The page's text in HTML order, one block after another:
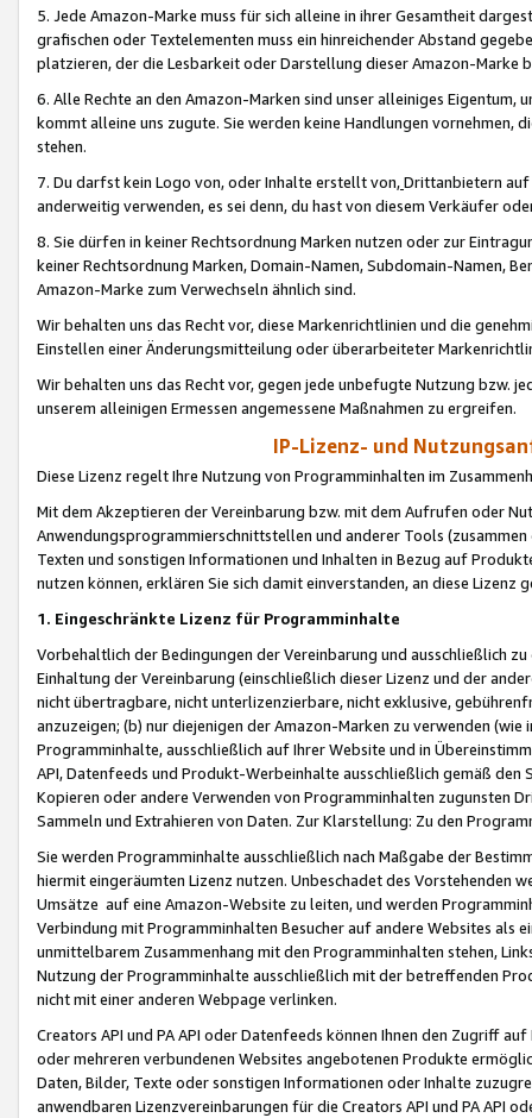
5. Jede Amazon-Marke muss für sich alleine in ihrer Gesamtheit
grafischen oder Textelementen muss ein hinreichender Abstand
platzieren, der die Lesbarkeit oder Darstellung dieser Amazon-Marke
6. Alle Rechte an den Amazon-Marken sind unser alleiniges
kommt alleine uns zugute. Sie werden keine Handlungen vornehmen,
stehen.
7. Du darfst kein Logo von, oder Inhalte erstellt von,Drittanbietern auf
anderweitig verwenden, es sei denn, du hast von diesem Verkäufer
8. Sie dürfen in keiner Rechtsordnung Marken nutzen oder zur
keiner Rechtsordnung Marken, Domain-Namen, Subdomain-Namen,
Amazon-Marke zum Verwechseln ähnlich sind.
Wir behalten uns das Recht vor, diese Markenrichtlinien und die
Einstellen einer Änderungsmitteilung oder überarbeiteter
Wir behalten uns das Recht vor, gegen jede unbefugte Nutzung bzw.
unserem alleinigen Ermessen angemessene Maßnahmen zu ergreifen.
IP-Lizenz- und
Diese Lizenz regelt Ihre Nutzung von Programminhalten im
Mit dem Akzeptieren der Vereinbarung bzw. mit dem Aufrufen oder
Anwendungsprogrammierschnittstellen und anderer Tools (zusammen
Texten und sonstigen Informationen und Inhalten in Bezug auf
nutzen können, erklären Sie sich damit einverstanden, an diese Lizenz
1. Eingeschränkte Lizenz für Programminhalte
Vorbehaltlich der Bedingungen der Vereinbarung und ausschließlich
Einhaltung der Vereinbarung (einschließlich dieser Lizenz und der
nicht übertragbare, nicht unterlizenzierbare, nicht exklusive,
anzuzeigen; (b) nur diejenigen der Amazon-Marken zu verwenden
Programminhalte, ausschließlich auf Ihrer Website und in
API, Datenfeeds und Produkt-Werbeinhalte ausschließlich gemäß
Kopieren oder andere Verwenden von Programminhalten zugunsten
Sammeln und Extrahieren von Daten. Zur Klarstellung: Zu den
Sie werden Programminhalte ausschließlich nach Maßgabe der
hiermit eingeräumten Lizenz nutzen. Unbeschadet des Vorstehenden
Umsätze auf eine Amazon-Website zu leiten, und werden
Verbindung mit Programminhalten Besucher auf andere Websites als
unmittelbarem Zusammenhang mit den Programminhalten stehen,
Nutzung der Programminhalte ausschließlich mit der betreffenden
nicht mit einer anderen Webpage verlinken.
Creators API und PA API oder Datenfeeds können Ihnen den Zugriff
oder mehreren verbundenen Websites angebotenen Produkte
Daten, Bilder, Texte oder sonstigen Informationen oder Inhalte
anwendbaren Lizenzvereinbarungen für die Creators API und PA API